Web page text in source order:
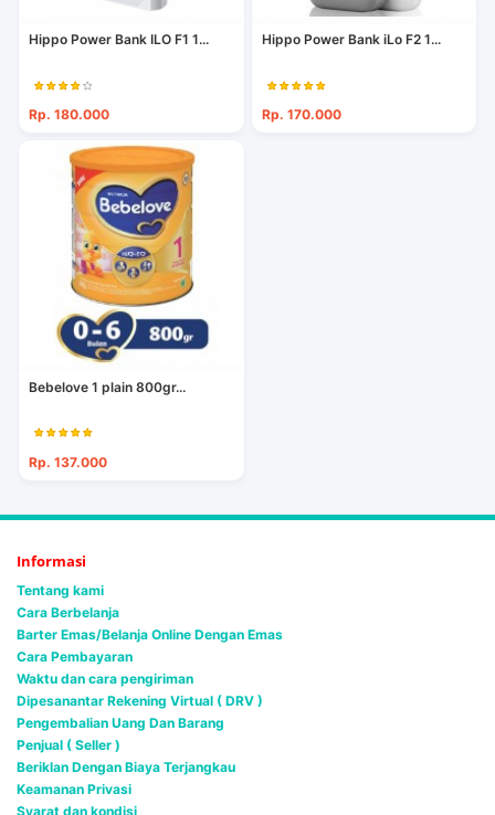
Hippo Power Bank ILO F1 1...
Rp. 180.000
Hippo Power Bank iLo F2 1...
Rp. 170.000
Bebelove 1 plain 800gr...
Rp. 137.000
Informasi
Tentang kami
Cara Berbelanja
Barter Emas/Belanja Online Dengan Emas
Cara Pembayaran
Waktu dan cara pengiriman
Dipesanantar Rekening Virtual ( DRV )
Pengembalian Uang Dan Barang
Penjual ( Seller )
Beriklan Dengan Biaya Terjangkau
Keamanan Privasi
Syarat dan kondisi